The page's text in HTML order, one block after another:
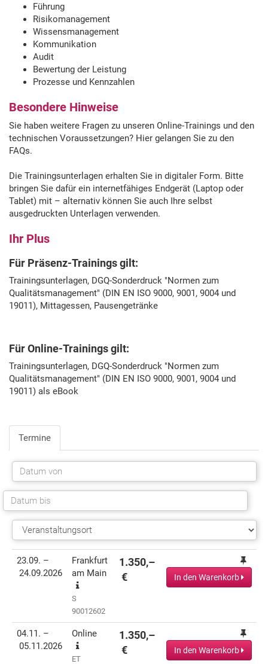
Führung
Risikomanagement
Wissensmanagement
Kommunikation
Audit
Bewertung der Leistung
Prozesse und Kennzahlen
Besondere Hinweise
Sie haben weitere Fragen zu unseren Online-Trainings und den
technischen Voraussetzungen? Hier gelangen Sie zu den
FAQs.
Die Trainingsunterlagen erhalten Sie in digitaler Form. Bitte
bringen Sie dafür ein internetfähiges Endgerät (Laptop oder
Tablet) mit – alternativ können Sie auch Ihre selbst
ausgedruckten Unterlagen verwenden.
Ihr Plus
Für Präsenz-Trainings gilt:
Trainingsunterlagen, DGQ-Sonderdruck "Normen zum
Qualitätsmanagement" (DIN EN ISO 9000, 9001, 9004 und
19011), Mittagessen, Pausengetränke
Für Online-Trainings gilt:
Trainingsunterlagen, DGQ-Sonderdruck "Normen zum
Qualitätsmanagement" (DIN EN ISO 9000, 9001, 9004 und
19011) als eBook
Termine
Termin(e) Informationen Preis
23.09. –
24.09.2026
Frankfurt
am Main
S
90012602
1.350,–
€
In den Warenkorb
04.11. –
05.11.2026
Online
ET
1.350,–
€
In den Warenkorb